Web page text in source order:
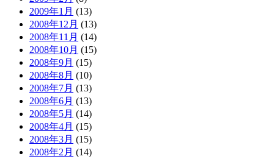
2009年1月 (13)
2008年12月 (13)
2008年11月 (14)
2008年10月 (15)
2008年9月 (15)
2008年8月 (10)
2008年7月 (13)
2008年6月 (13)
2008年5月 (14)
2008年4月 (15)
2008年3月 (15)
2008年2月 (14)